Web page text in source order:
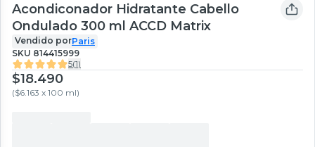
Acondiconador Hidratante Cabello
Ondulado 300 ml ACCD Matrix
Vendido porParis
SKU 814415999
5(1)
$18.490
($6.163 x 100 ml)